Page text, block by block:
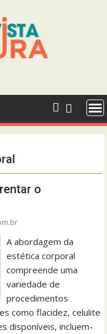
o
A abordagem da
estética corporal
compreende uma
variedade de
procedimentos
como flacidez, celulite
disponíveis, incluem-